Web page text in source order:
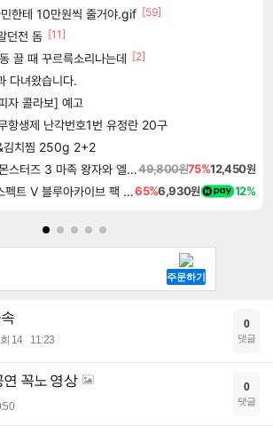
한테 10만원씩 줄거야.gif [59]
던전 돔 [11]
끌 때 꾸르륵소리나는데 [2]
다녀왔습니다.
자 콜라보] 예고
항생제 난각번호1번 유정란 20구
김치찜 250g 2+2
드래곤 퀘스트 몬스터즈 3 마족 왕자와 엘프의 여행 Dragon Quest Monsters The Dark Prince49,800원75%12,450원
디제이맥스 리스펙트 V 블루아카이브 팩 DJMAX RESPECT V Blue Archive Pack DLC65%6,930원 12%
14 11:23
0
댓글
연 꼭노 영상 0
댓글